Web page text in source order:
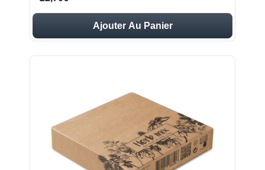
Ajouter Au Panier